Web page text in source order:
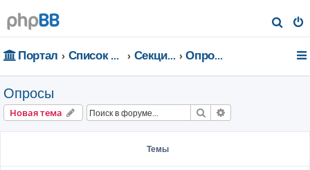
о
Портал Список форумов Секции портала Опросы
Опросы
Новая тема Поиск
Темы